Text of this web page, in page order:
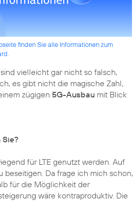
finden Sie alle Informationen zum
vielleicht gar nicht so falsch,
es gibt nicht die magische Zahl,
zügigen 5G-Ausbau mit Blick
für LTE genutzt werden. Auf
Da frage ich mich schon,
für die Möglichkeit der
wäre kontraproduktiv. Die